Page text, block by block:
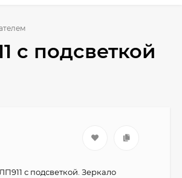
с подсветкой
с подсветкой. Зеркало